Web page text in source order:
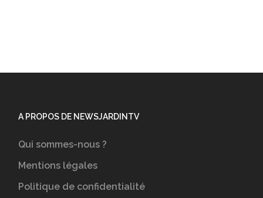
A PROPOS DE NEWSJARDINTV
Qui sommes-nous ?
Mentions légales
Politique de confidentialité